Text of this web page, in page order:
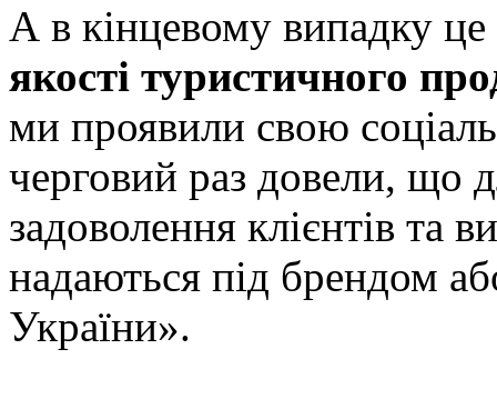
А в кінцевому випадку
якості туристичного
ми проявили свою
черговий раз довели, що
задоволення клієнтів та
надаються під брендом
України».